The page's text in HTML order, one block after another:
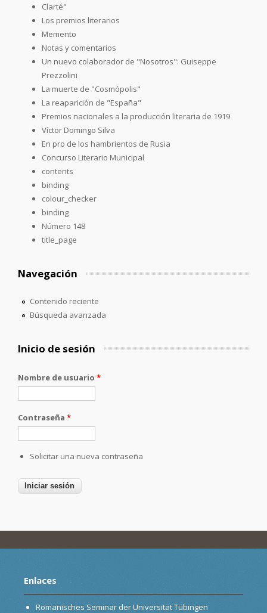
Clarté"
Los premios literarios
Memento
Notas y comentarios
Un nuevo colaborador de "Nosotros": Guiseppe
Prezzolini
La muerte de "Cosmópolis"
La reaparición de "España"
Premios nacionales a la producción literaria de 1919
Víctor Domingo Silva
En pro de los hambrientos de Rusia
Concurso Literario Municipal
contents
binding
colour_checker
binding
Número 148
title_page
Navegación
Contenido reciente
Búsqueda avanzada
Inicio de sesión
Nombre de usuario *
Contraseña *
Solicitar una nueva contraseña
Enlaces
Romanisches Seminar der Universität Tübingen